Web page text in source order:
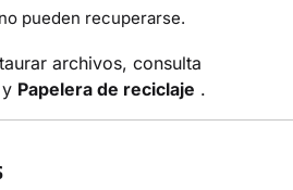
pueden recuperarse.
archivos, consulta
y Papelera de reciclaje .